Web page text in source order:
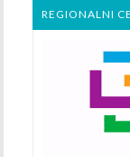
REGIONALNI